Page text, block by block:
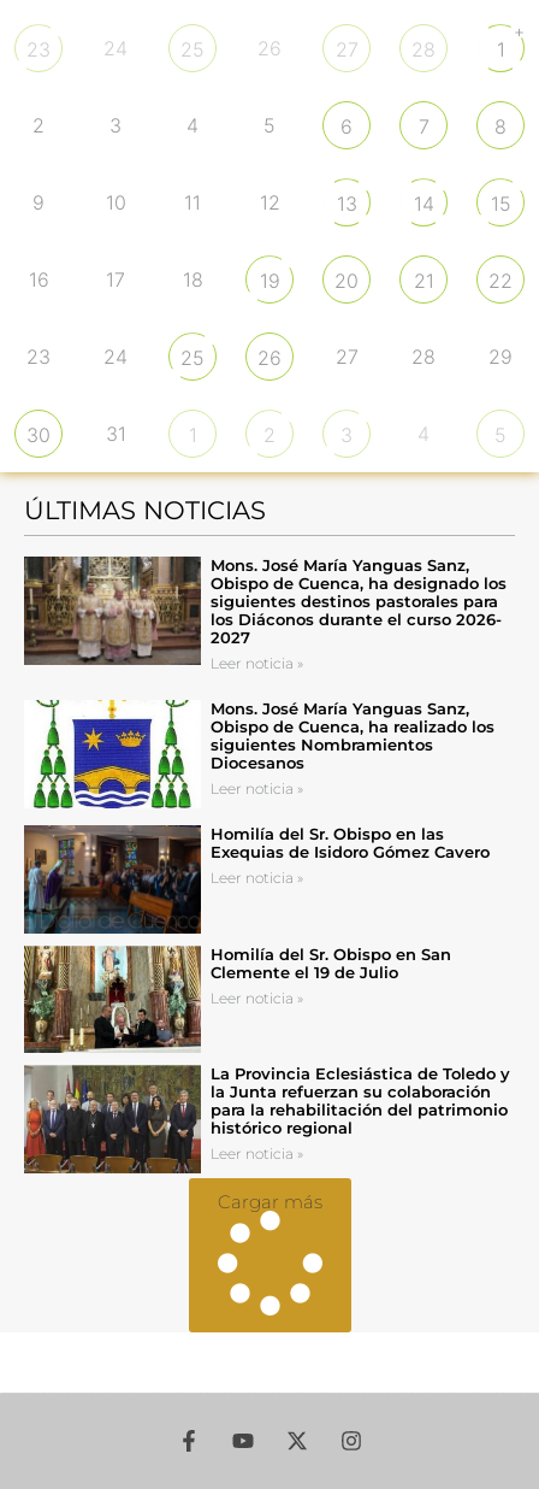
23 24 25 26 27 28 1
+
2 3 4 5 6 7 8
9 10 11 12 13 14 15
16 17 18 19 20 21 22
23 24 25 26 27 28 29
30 31 1 2 3 4 5
ÚLTIMAS NOTICIAS
Mons. José María Yanguas Sanz,
Obispo de Cuenca, ha designado los
siguientes destinos pastorales para
los Diáconos durante el curso 2026-
2027
Leer noticia »
Mons. José María Yanguas Sanz,
Obispo de Cuenca, ha realizado los
siguientes Nombramientos
Diocesanos
Leer noticia »
Homilía del Sr. Obispo en las
Exequias de Isidoro Gómez Cavero
Leer noticia »
Homilía del Sr. Obispo en San
Clemente el 19 de Julio
Leer noticia »
La Provincia Eclesiástica de Toledo y
la Junta refuerzan su colaboración
para la rehabilitación del patrimonio
histórico regional
Leer noticia »
Cargar más